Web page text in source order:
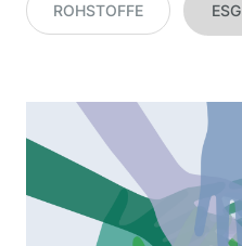
ROHSTOFFE ESG